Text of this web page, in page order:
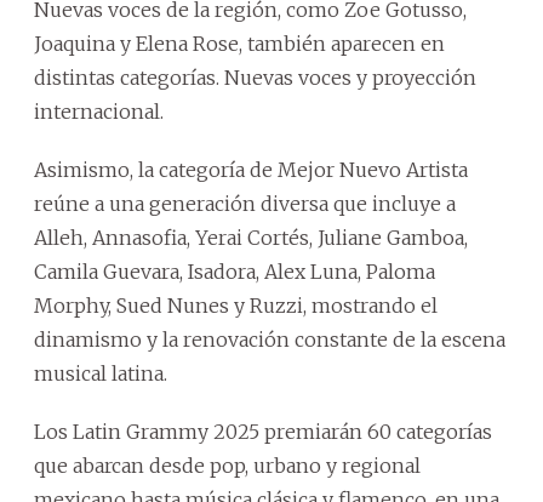
Nuevas voces de la región, como Zoe Gotusso,
Joaquina y Elena Rose, también aparecen en
distintas categorías. Nuevas voces y proyección
internacional.
Asimismo, la categoría de Mejor Nuevo Artista
reúne a una generación diversa que incluye a
Alleh, Annasofia, Yerai Cortés, Juliane Gamboa,
Camila Guevara, Isadora, Alex Luna, Paloma
Morphy, Sued Nunes y Ruzzi, mostrando el
dinamismo y la renovación constante de la escena
musical latina.
Los Latin Grammy 2025 premiarán 60 categorías
que abarcan desde pop, urbano y regional